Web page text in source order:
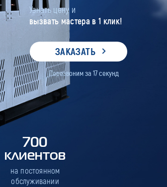
Узнать цену и
вызвать мастера в 1 клик!
ЗАКАЗАТЬ
Перезвоним за 17секунд
700
клиентов
на постоянном
обслуживании